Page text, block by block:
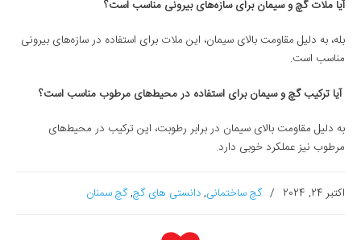
آیا ملات گچ و سیمان برای سازه‌های بیرونی مناسب است؟
بله، به دلیل مقاومت بالای سیمان، این ملات برای استفاده در سازه‌های بیرونی
مناسب است.
آیا ترکیب گچ و سیمان برای استفاده در محیط‌های مرطوب مناسب است؟
به دلیل مقاومت بالای سیمان در برابر رطوبت، این ترکیب در محیط‌های
مرطوب نیز عملکرد خوبی دارد.
اکتبر 24, 2024 / گچ ساختمانی,دانستی های گچ,گچ سمنان